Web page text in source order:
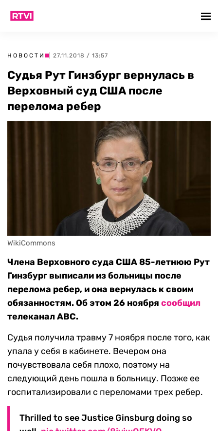
НОВОСТИ | 27.11.2018 / 13:57
Судья Рут Гинзбург вернулась в
Верховный суд США после
перелома ребер
WikiCommons
Члена Верховного суда США 85-летнюю Рут
Гинзбург выписали из больницы после
перелома ребер, и она вернулась к своим
обязанностям. Об этом 26 ноября сообщил
телеканал ABC.
Судья получила травму 7 ноября после того, как
упала у себя в кабинете. Вечером она
почувствовала себя плохо, поэтому на
следующий день пошла в больницу. Позже ее
госпитализировали с переломами трех ребер.
Thrilled to see Justice Ginsburg doing so